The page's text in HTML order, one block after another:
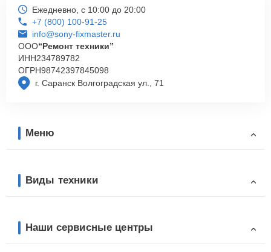
г. Саранск Волгоградская ул., 71
Ежедневно, с 10:00 до 20:00
+7 (800) 100-91-25
info@sony-fixmaster.ru
ООО“Ремонт техники”
ИНН234789782
ОГРН98742397845098
Меню
Виды техники
Наши сервисные центры